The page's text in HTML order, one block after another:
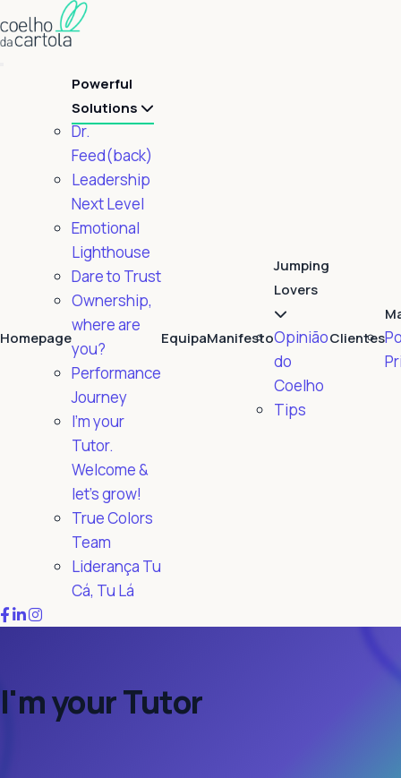
Homepage
Powerful
Solutions
Dr.
Feed(back)
Leadership
Next Level
Emotional
Lighthouse
Dare to Trust
Ownership,
where are
you?
Performance
Journey
I'm your
Tutor.
Welcome &
let's grow!
True Colors
Team
Liderança Tu
Cá, Tu Lá
EquipaManifesto
Jumping
Lovers
Opinião
do
Coelho
Tips
Clientes
I'm your Tutor